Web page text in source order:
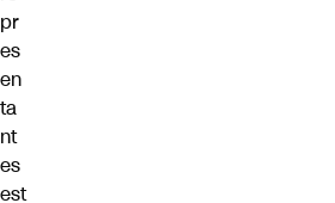
pr
es
en
ta
nt
es
est